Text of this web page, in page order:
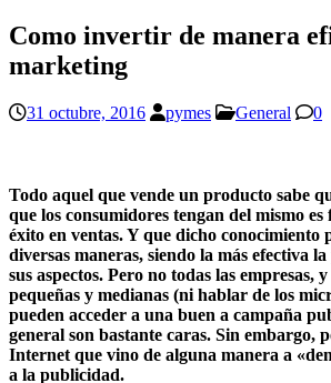
Como invertir de manera
marketing
31 octubre, 2016 pymes General 0
Todo aquel que vende un producto sabe
que los consumidores tengan del mismo
éxito en ventas. Y que dicho conocimiento
diversas maneras, siendo la más efectiva
sus aspectos. Pero no todas las empresas,
pequeñas y medianas (ni hablar de los
pueden acceder a una buen a campaña
general son bastante caras. Sin embargo,
Internet que vino de alguna manera a
a la publicidad.